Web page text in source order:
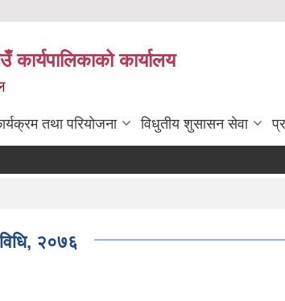
कार्यपालिकाको कार्यालय
तथा परियोजना विधुतीय शुसासन सेवा
२०७६